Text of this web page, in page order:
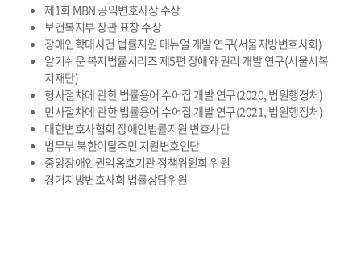
제1회 MBN 공익변호사상 수상
보건복지부 장관 표창 수상
장애인학대사건 법률지원 매뉴얼 개발 연구(서울지방변호사회)
알기쉬운 복지법률시리즈 제5편 장애와 권리 개발 연구(서울시복
지재단)
형사절차에 관한 법률용어 수어집 개발 연구(2020, 법원행정처)
민사절차에 관한 법률용어 수어집 개발 연구(2021, 법원행정처)
대한변호사협회 장애인법률지원 변호사단
법무부 북한이탈주민 지원변호인단
중앙장애인권익옹호기관 정책위원회 위원
경기지방변호사회 법률상담위원